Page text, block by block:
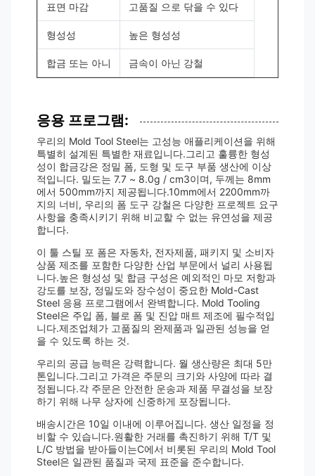
표면 마감 고품질 으로 닦을 수 있다
형성성 높은 형성성
합금 또는 아니 금속이 아닌 강철
응용 프로그램:
우리의 Mold Tool Steel는 고성능 애플리케이션을 위해
특별히 설계된 특별한 재료입니다.그리고 훌륭한 형성
성이 합금강은 정밀 폼, 도형 및 도구 부품 생산에 이상
적입니다. 밀도는 7.7 ~ 8.0g / cm3이며, 두께는 8mm
에서 500mm까지 제공됩니다.10mm에서 2200mm까
지의 너비, 우리의 폼 도구 강철은 다양한 프로젝트 요구
사항을 충족시키기 위해 비교할 수 없는 유연성을 제공
합니다.
이 툴 스틸 포 폼은 자동차, 전자제품, 패키지 및 소비자
상품 제조를 포함한 다양한 산업 부문에서 널리 사용됩
니다.높은 형성성 및 합금 구성은 예외적인 마모 저항과
강도를 보장, 정밀도와 장수성이 중요한 Mold-Cast
Steel 응용 프로그램에서 완벽합니다. Mold Tooling
Steel은 주입 폼, 블로 폼 및 진압 매트 제조에 필수적입
니다.제조업체가 고품질의 완제품과 일관된 성능을 얻
을 수 있도록 하는 것.
우리의 공급 능력은 강력합니다. 월 생산량은 최대 5만
톤입니다.그리고 가격은 주문의 크기와 사양에 따라 결
정됩니다.각 주문은 안전한 운송과 제품 무결성을 보장
하기 위해 나무 상자에 신중하게 포장됩니다.
배송시간은 10일 이내에 이루어집니다. 생산 일정을 정
비할 수 있습니다.원활한 거래를 촉진하기 위해 T/T 및
L/C 방법을 받아들이는C에서 비롯된 우리의 Mold Tool
Steel은 일관된 품질과 국제 표준을 준수합니다.